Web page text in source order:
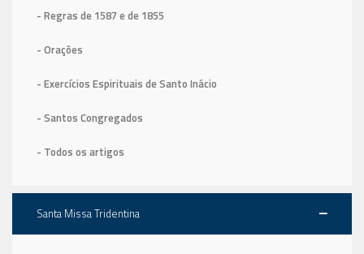
- Regras de 1587 e de 1855
- Orações
- Exercícios Espirituais de Santo Inácio
- Santos Congregados
- Todos os artigos
Santa Missa Tridentina